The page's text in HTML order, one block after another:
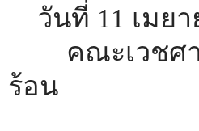
วันที่ 11 เมยา
คณะเวชศ
ร้อน